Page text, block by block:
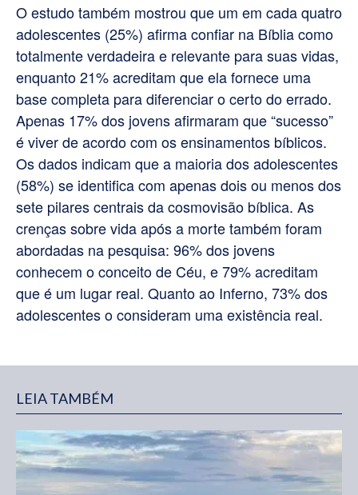
O estudo também mostrou que um em cada quatro
adolescentes (25%) afirma confiar na Bíblia como
totalmente verdadeira e relevante para suas vidas,
enquanto 21% acreditam que ela fornece uma
base completa para diferenciar o certo do errado.
Apenas 17% dos jovens afirmaram que “sucesso”
é viver de acordo com os ensinamentos bíblicos.
Os dados indicam que a maioria dos adolescentes
(58%) se identifica com apenas dois ou menos dos
sete pilares centrais da cosmovisão bíblica. As
crenças sobre vida após a morte também foram
abordadas na pesquisa: 96% dos jovens
conhecem o conceito de Céu, e 79% acreditam
que é um lugar real. Quanto ao Inferno, 73% dos
adolescentes o consideram uma existência real.
LEIA TAMBÉM